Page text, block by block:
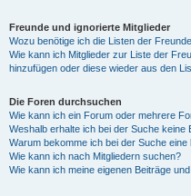
Freunde und ignorierte Mitglieder
Wozu benötige ich die Listen der
Wie kann ich Mitglieder zur Liste der
hinzufügen oder diese wieder aus den
Die Foren durchsuchen
Wie kann ich ein Forum oder mehrere
Weshalb erhalte ich bei der Suche keine
Warum bekomme ich bei der Suche eine
Wie kann ich nach Mitgliedern suchen?
Wie kann ich meine eigenen Beiträge